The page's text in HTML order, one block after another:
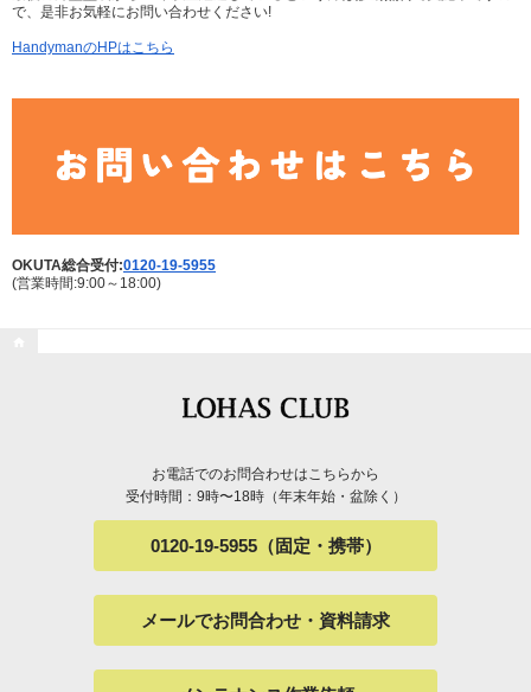
で、是非お気軽にお問い合わせください!
HandymanのHPはこちら
OKUTA総合受付:0120-19-5955
(営業時間:9:00～18:00)
お電話でのお問合わせはこちらから
受付時間：9時〜18時（年末年始・盆除く）
0120-19-5955（固定・携帯）
メールでお問合わせ・資料請求